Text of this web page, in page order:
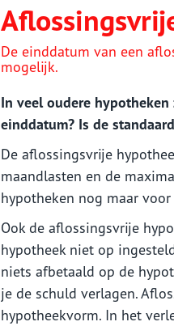
Zorgverzekering
Sparen
De einddatum van een
mogelijk.
In veel oudere
einddatum? Is de
De aflossingsvrije
maandlasten en de
hypotheken nog maar
Ook de aflossingsvrije
hypotheek niet op
niets afbetaald op de
je de schuld verlagen.
hypotheekvorm. In het